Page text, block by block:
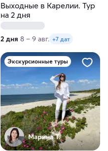
Выходные в Карелии. Тур
на 2 дня
2 дня 8 – 9 авг. +7 дат
Экскурсионные туры
Марина Т.